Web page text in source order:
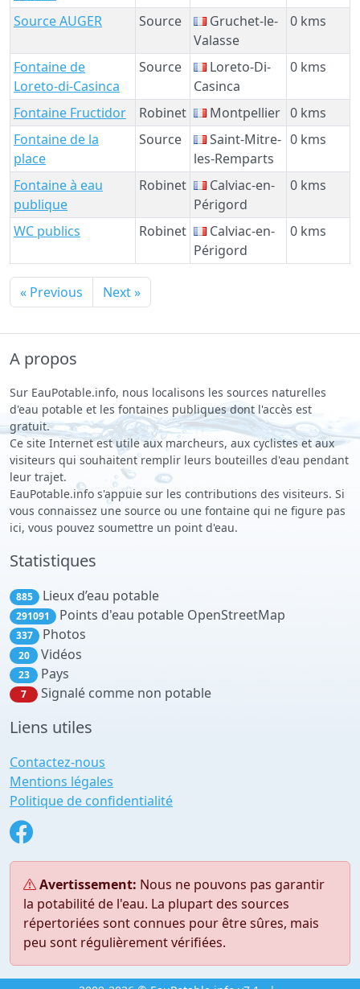
Source AUGER Source
Gruchet-le-
Valasse
0 kms
Fontaine de
Loreto-di-Casinca
Source
Loreto-Di-
Casinca
0 kms
Fontaine Fructidor Robinet Montpellier 0 kms
Fontaine de la
place
Source
Saint-Mitre-
les-Remparts
0 kms
Fontaine à eau
publique
Robinet
Calviac-en-
Périgord
0 kms
WC publics Robinet
Calviac-en-
Périgord
0 kms
« Previous Next »
A propos
Sur EauPotable.info, nous localisons les sources naturelles
d'eau potable et les fontaines publiques dont l'accès est
gratuit.
Ce site Internet est utile aux marcheurs, aux cyclistes et aux
visiteurs qui souhaitent remplir leurs bouteilles d'eau pendant
leur trajet.
EauPotable.info s'appuie sur les contributions des visiteurs. Si
vous connaissez une source ou une fontaine qui ne figure pas
ici, vous pouvez soumettre un point d'eau.
Statistiques
885 Lieux d’eau potable
291091 Points d'eau potable OpenStreetMap
337 Photos
20 Vidéos
23 Pays
7 Signalé comme non potable
Liens utiles
Contactez-nous
Mentions légales
Politique de confidentialité
Avertissement: Nous ne pouvons pas garantir
la potabilité de l'eau. La plupart des sources
répertoriées sont connues pour être sûres, mais
peu sont régulièrement vérifiées.